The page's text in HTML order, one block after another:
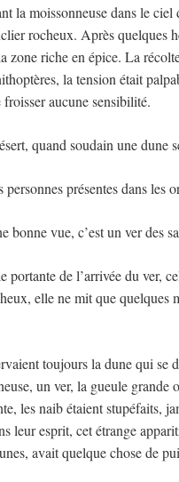
la moissonneuse dans le
rocheux. Après quelques
zone riche en épice. La
la tension était
aucune sensibilité.
quand soudain une dune
présentes dans les
bonne vue, c’est un ver des
portante de l’arrivée du ver,
elle ne mit que quelques
toujours la dune qui se
un ver, la gueule grande
les naib étaient stupéfaits,
leur esprit, cet étrange
avait quelque chose de